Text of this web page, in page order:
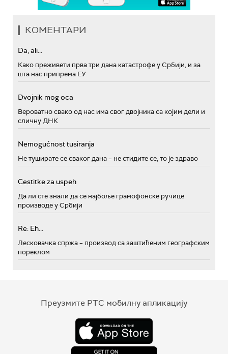
КОМЕНТАРИ
Da, ali...
Како преживети прва три дана катастрофе у Србији, и за
шта нас припрема ЕУ
Dvojnik mog oca
Вероватно свако од нас има свог двојника са којим дели и
сличну ДНК
Nemogućnost tusiranja
Не туширате се сваког дана – не стидите се, то је здраво
Cestitke za uspeh
Да ли сте знали да се најбоље грамофонске ручице
производе у Србији
Re: Eh...
Лесковачка спржа – производ са заштићеним географским
пореклом
Преузмите РТС мобилну апликацију